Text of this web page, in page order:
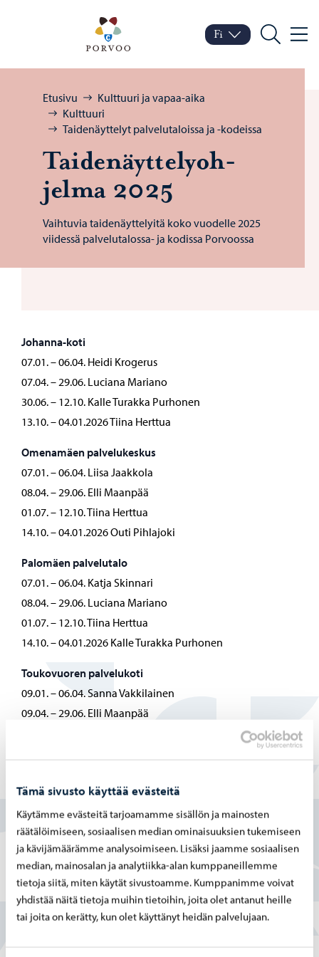
Tämä sivusto käyttää evästeitä
Käytämme evästeitä tarjoamamme sisällön ja mainosten
räätälöimiseen, sosiaalisen median ominaisuuksien tukemiseen
ja kävijämäärämme analysoimiseen. Lisäksi jaamme sosiaalisen
median, mainosalan ja analytiikka-alan kumppaneillemme
tietoja siitä, miten käytät sivustoamme. Kumppanimme voivat
yhdistää näitä tietoja muihin tietoihin, joita olet antanut heille
tai joita on kerätty, kun olet käyttänyt heidän palvelujaan.
Porvoo – Siirry
Vaihda kieltä
Nykyinen kieli: Suomi
Fi
Hae
Selaa:
Etusivu
Kulttuuri ja vapaa-aika
Kulttuuri
Taidenäyttelyt palvelutaloissa ja -kodeissa
Tai­de­näyt­te­ly­oh­
jel­ma 2025
Vaihtuvia taidenäyttelyitä koko vuodelle 2025
viidessä palvelutalossa- ja kodissa Porvoossa
Johanna-koti
07.01. – 06.04. Heidi Krogerus
07.04. – 29.06. Luciana Mariano
30.06. – 12.10. Kalle Turakka Purhonen
13.10. – 04.01.2026 Tiina Herttua
Omenamäen palvelukeskus
07.01. – 06.04. Liisa Jaakkola
08.04. – 29.06. Elli Maanpää
01.07. – 12.10. Tiina Herttua
14.10. – 04.01.2026 Outi Pihlajoki
Palomäen palvelutalo
07.01. – 06.04. Katja Skinnari
08.04. – 29.06. Luciana Mariano
01.07. – 12.10. Tiina Herttua
14.10. – 04.01.2026 Kalle Turakka Purhonen
Toukovuoren palvelukoti
09.01. – 06.04. Sanna Vakkilainen
09.04. – 29.06. Elli Maanpää
Pääskypellon palvelukoti
10.04. – 29.06. Tiina Herttua
03.07. – 12.10. Saara Tani
16.10. – 04.01.2026 Liisa Jaakkola